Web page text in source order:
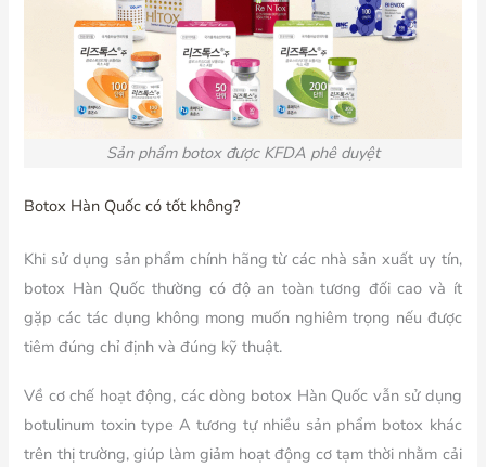
Sản phẩm botox được KFDA phê duyệt
Botox Hàn Quốc có tốt không?
Khi sử dụng sản phẩm chính hãng từ các nhà sản xuất uy tín,
botox Hàn Quốc thường có độ an toàn tương đối cao và ít
gặp các tác dụng không mong muốn nghiêm trọng nếu được
tiêm đúng chỉ định và đúng kỹ thuật.
Về cơ chế hoạt động, các dòng botox Hàn Quốc vẫn sử dụng
botulinum toxin type A tương tự nhiều sản phẩm botox khác
trên thị trường, giúp làm giảm hoạt động cơ tạm thời nhằm cải